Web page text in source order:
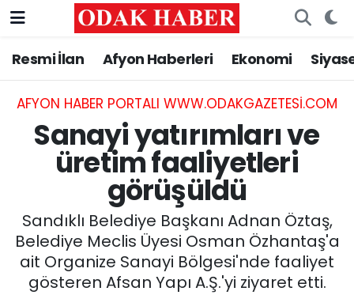
Resmi İlan Afyon Haberleri Ekonomi
AFYON HABER PORTALI WWW.ODAKGAZETESI.COM
Sanayi yatırımları ve
üretim faaliyetleri
görüşüldü
Sandıklı Belediye Başkanı Adnan Öztaş,
Belediye Meclis Üyesi Osman Özhantaş'a
ait Organize Sanayi Bölgesi'nde faaliyet
gösteren Afsan Yapı A.Ş.'yi ziyaret etti.
AFYONKARAHİSAR HABERLERİ
Resmi İlan
ASAYİŞ
SİYASET
EĞİTİM
Nöbetçi Eczaneler
Hava Durumu
Trafik Durumu
Süper Lig Puan Durumu ve Fikstür
Tüm Manşetler
Son Dakika Haberleri